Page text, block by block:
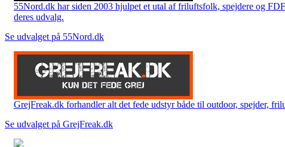
55Nord.dk har siden 2003 hjulpet et utal af friluftsfolk, spejdere og
deres udvalg.
Se udvalget på 55Nord.dk
GrejFreak.dk forhandler alt det fede udstyr både til outdoor, spejder,
Se udvalget på GrejFreak.dk